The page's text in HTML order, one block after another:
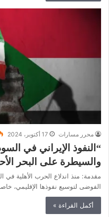
محرر مسارات 17 أكتوبر، 2024
“النفوذ الإيراني في
والسيطرة على البحر
مقدمة: منذ اندلاع الحرب الأهلية
الفوضى لتوسيع نفوذها الإقليمي،
أكمل القراءة »